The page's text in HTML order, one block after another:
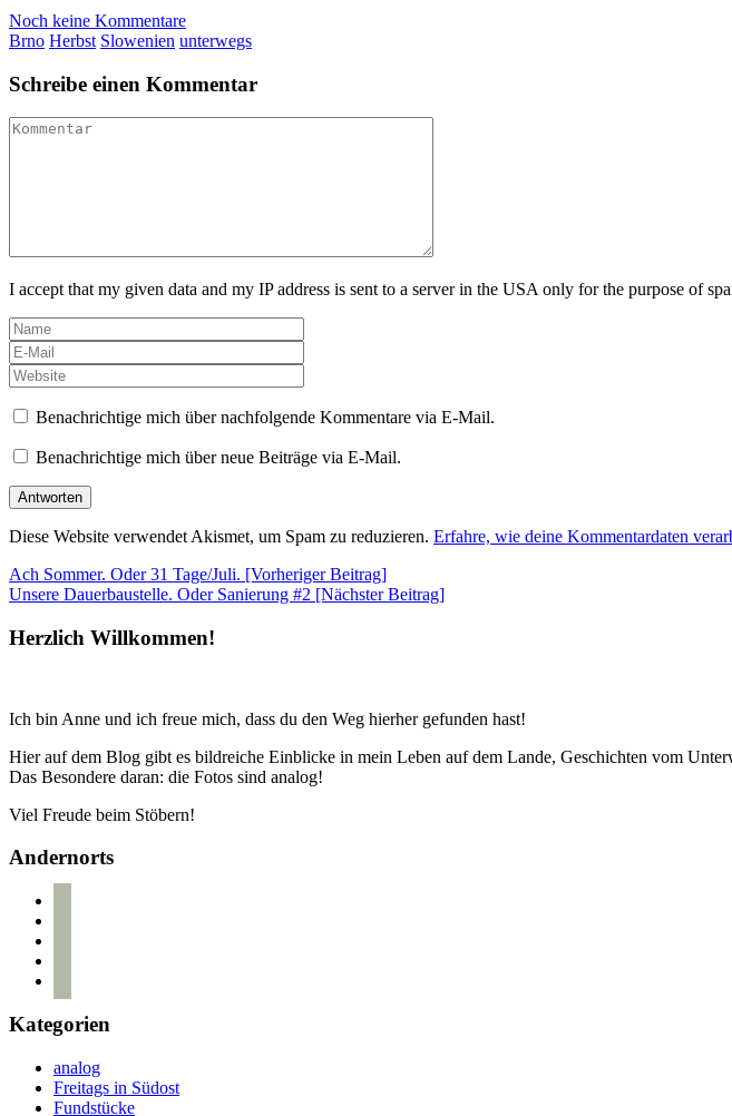
Noch keine Kommentare
Brno Herbst Slowenien unterwegs
Schreibe einen Kommentar
I accept that my given data and my IP address is sent to a server in the USA only for the purpose of
Benachrichtige mich über nachfolgende Kommentare via E-Mail.
Benachrichtige mich über neue Beiträge via E-Mail.
Diese Website verwendet Akismet, um Spam zu reduzieren. Erfahre, wie deine Kommentardaten
Beitragsnavigation
Ach Sommer. Oder 31 Tage/Juli. [Vorheriger Beitrag]
Unsere Dauerbaustelle. Oder Sanierung #2 [Nächster Beitrag]
Herzlich Willkommen!
Ich bin Anne und ich freue mich, dass du den Weg hierher gefunden hast!
Hier auf dem Blog gibt es bildreiche Einblicke in mein Leben auf dem Lande, Geschichten vom
Das Besondere daran: die Fotos sind analog!
Viel Freude beim Stöbern!
Andernorts
Kategorien
analog
Freitags in Südost
Fundstücke